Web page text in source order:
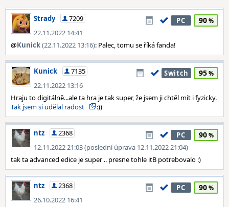
Strady
7209
22.11.2022 14:41
PC 90
@Kunick(22.11.2022 13:16): Palec, tomu se říká fanda!
Kunick
7135
22.11.2022 13:16
Switch 95
Hraju to digitálně...ale ta hra je tak super, že jsem ji chtěl mít i fyzicky.
Tak jsem si udělal radost
:))
ntz
2368
12.11.2022 21:03 (poslední úprava 12.11.2022 21:04)
PC 90
tak ta advanced edice je super .. presne tohle itB potrebovalo :)
ntz
2368
26.10.2022 16:41
PC 90